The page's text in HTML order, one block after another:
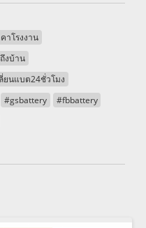
าโรงงาน
งบ้าน
ยนแบต24ชั่วโมง
#gsbattery
#fbbattery